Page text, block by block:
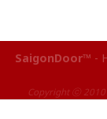
SaigonDoor™ -
Copyright ⓒ 2010